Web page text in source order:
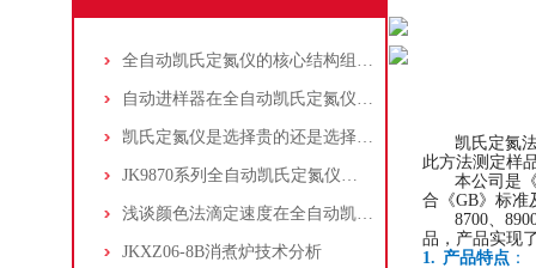
全自动凯氏定氮仪的核心结构组成及优势体现
自动进样器在全自动凯氏定氮仪上的应用
凯氏定氮仪是选择贵的还是选择对的
JK9870系列全自动凯氏定氮仪的操作权限管理
浅谈颜色法滴定速度在全自动凯氏定氮仪中应用
JKXZ06-8B消煮炉技术分析
凯氏定氮
此方法测定样
本公司是
合《GB》 标准
8700、
品，产品实现
1. 产品特点：